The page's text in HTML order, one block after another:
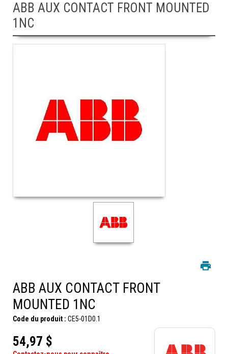
ABB AUX CONTACT FRONT MOUNTED
1NC
ABB AUX CONTACT FRONT
MOUNTED 1NC
Code du produit : CE5-01D0.1
54,97 $